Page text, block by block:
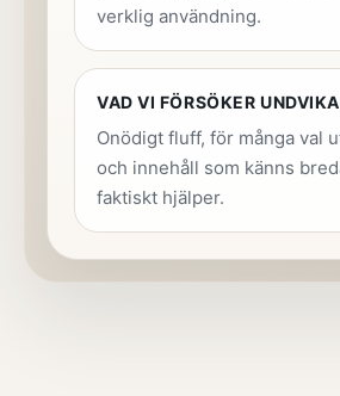
verklig användning.
VAD VI FÖRSÖKER UNDVIKA
Onödigt fluff, för många val
och innehåll som känns
faktiskt hjälper.